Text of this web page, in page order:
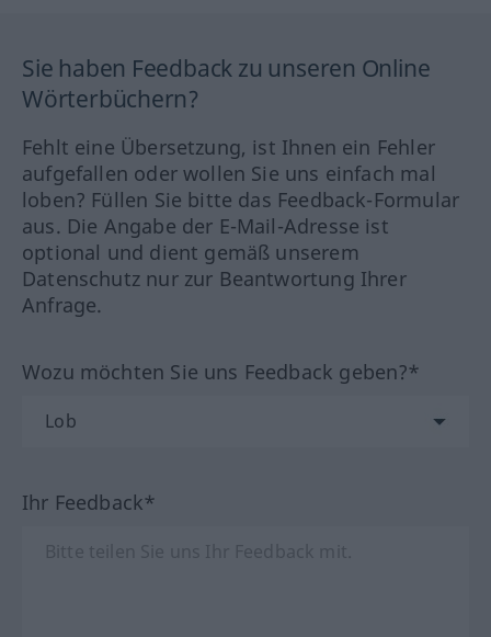
Sie haben Feedback zu unseren Online
Wörterbüchern?
Fehlt eine Übersetzung, ist Ihnen ein Fehler
aufgefallen oder wollen Sie uns einfach mal
loben? Füllen Sie bitte das Feedback-Formular
aus. Die Angabe der E-Mail-Adresse ist
optional und dient gemäß unserem
Datenschutz nur zur Beantwortung Ihrer
Anfrage.
Wozu möchten Sie uns Feedback geben?*
Ihr Feedback*